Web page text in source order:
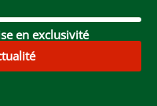
en exclusivité